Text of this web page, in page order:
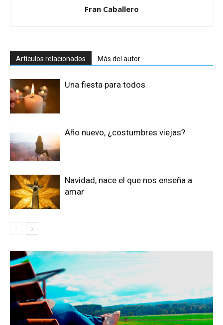
Fran Caballero
Artículos relacionados Más del autor
Una fiesta para todos
Año nuevo, ¿costumbres viejas?
Navidad, nace el que nos enseña a
amar